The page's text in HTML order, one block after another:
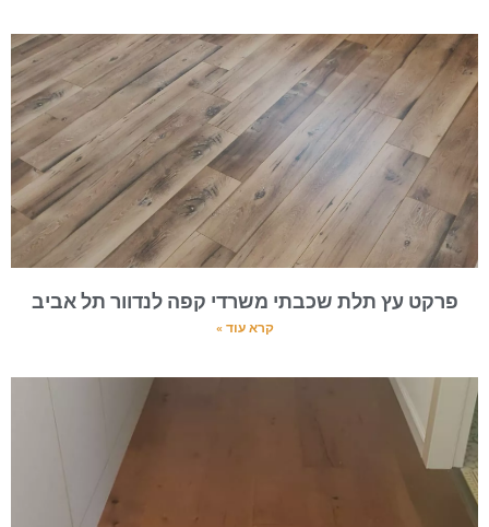
פרקט עץ תלת שכבתי משרדי קפה לנדוור תל אביב
קרא עוד »